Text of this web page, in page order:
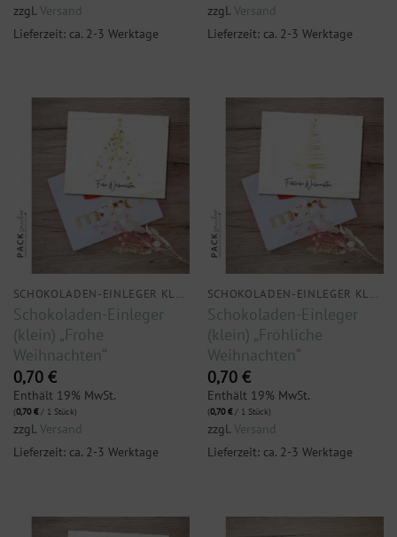
zzgl. Versand
Lieferzeit: ca. 2-3 Werktage
zzgl. Versand
Lieferzeit: ca. 2-3 Werktage
SCHOKOLADEN-EINLEGER KLEIN
Schokoladen-Einleger
(klein) „Frohe
Weihnachten“
0,70 €
Enthält 19% MwSt.
(0,70€/ 1 Stück)
zzgl. Versand
Lieferzeit: ca. 2-3 Werktage
SCHOKOLADEN-EINLEGER KLEIN
Schokoladen-Einleger
(klein) „Fröhliche
Weihnachten“
0,70 €
Enthält 19% MwSt.
(0,70€/ 1 Stück)
zzgl. Versand
Lieferzeit: ca. 2-3 Werktage